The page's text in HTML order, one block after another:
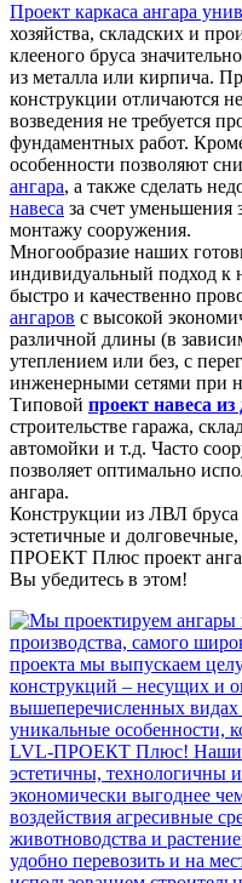
Проект каркаса ангара
хозяйства, складских и
клееного бруса
из металла или кирпича.
конструкции отличаются
возведения не требуется
фундаментных работ.
особенности позволяют
ангара, а также сделать
навеса за счет уменьшения
монтажу сооружения.
Многообразие наших
индивидуальный подход к
быстро и качественно
ангаров с высокой
различной длины (в
утеплением или без, с
инженерными сетями при
Типовой проект навеса из
строительстве гаража,
автомойки и т.д. Часто
позволяет оптимально
ангара.
Конструкции из ЛВЛ
эстетичные и
ПРОЕКТ Плюс проект
Вы убедитесь в этом!